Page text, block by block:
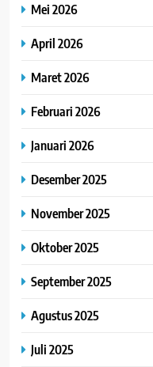
Mei 2026
April 2026
Maret 2026
Februari 2026
Januari 2026
Desember 2025
November 2025
Oktober 2025
September 2025
Agustus 2025
Juli 2025